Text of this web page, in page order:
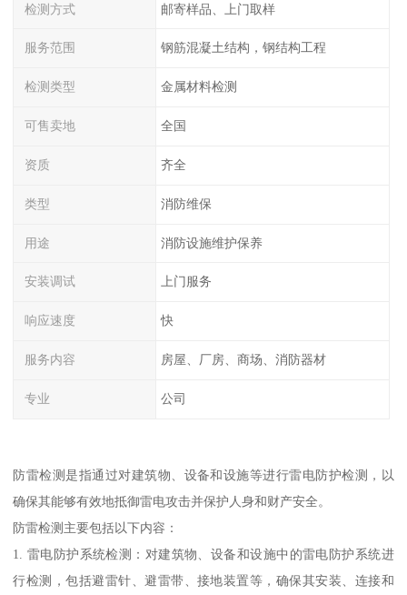
检测方式 邮寄样品、上门取样
服务范围 钢筋混凝土结构，钢结构工程
检测类型 金属材料检测
可售卖地 全国
资质 齐全
类型 消防维保
用途 消防设施维护保养
安装调试 上门服务
响应速度 快
服务内容 房屋、厂房、商场、消防器材
专业 公司
防雷检测是指通过对建筑物、设备和设施等进行雷电防护检测，以
确保其能够有效地抵御雷电攻击并保护人身和财产安全。
防雷检测主要包括以下内容：
1. 雷电防护系统检测：对建筑物、设备和设施中的雷电防护系统进
行检测，包括避雷针、避雷带、接地装置等，确保其安装、连接和